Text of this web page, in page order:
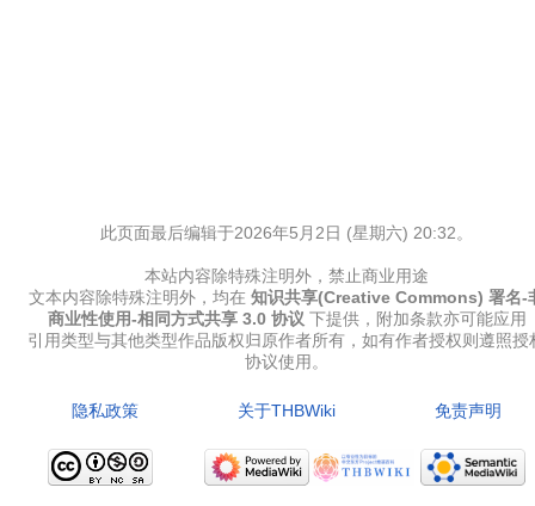
此页面最后编辑于2026年5月2日 (星期六) 20:32。
本站内容除特殊注明外，禁止商业用途
文本内容除特殊注明外，均在 知识共享(Creative Commons) 署名-
商业性使用-相同方式共享 3.0 协议 下提供，附加条款亦可能应用
引用类型与其他类型作品版权归原作者所有，如有作者授权则遵照授
协议使用。
隐私政策 关于THBWiki 免责声明